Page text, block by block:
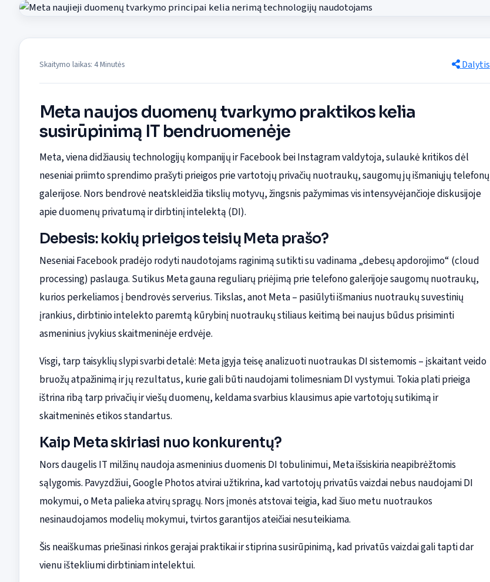
Skaitymo laikas: 4 Minutės Dalytis
Meta naujos duomenų tvarkymo praktikos kelia
susirūpinimą IT bendruomenėje
Meta, viena didžiausių technologijų kompanijų ir Facebook bei Instagram valdytoja, sulaukė kritikos dėl
neseniai priimto sprendimo prašyti prieigos prie vartotojų privačių nuotraukų, saugomų jų išmaniųjų telefonų
galerijose. Nors bendrovė neatskleidžia tikslių motyvų, žingsnis pažymimas vis intensyvėjančioje diskusijoje
apie duomenų privatumą ir dirbtinį intelektą (DI).
Debesis: kokių prieigos teisių Meta prašo?
Neseniai Facebook pradėjo rodyti naudotojams raginimą sutikti su vadinama „debesų apdorojimo“ (cloud
processing) paslauga. Sutikus Meta gauna reguliarų priėjimą prie telefono galerijoje saugomų nuotraukų,
kurios perkeliamos į bendrovės serverius. Tikslas, anot Meta – pasiūlyti išmanius nuotraukų suvestinių
įrankius, dirbtinio intelekto paremtą kūrybinį nuotraukų stiliaus keitimą bei naujus būdus prisiminti
asmeninius įvykius skaitmeninėje erdvėje.
Visgi, tarp taisyklių slypi svarbi detalė: Meta įgyja teisę analizuoti nuotraukas DI sistemomis – įskaitant veido
bruožų atpažinimą ir jų rezultatus, kurie gali būti naudojami tolimesniam DI vystymui. Tokia plati prieiga
ištrina ribą tarp privačių ir viešų duomenų, keldama svarbius klausimus apie vartotojų sutikimą ir
skaitmeninės etikos standartus.
Kaip Meta skiriasi nuo konkurentų?
Nors daugelis IT milžinų naudoja asmeninius duomenis DI tobulinimui, Meta išsiskiria neapibrėžtomis
sąlygomis. Pavyzdžiui, Google Photos atvirai užtikrina, kad vartotojų privatūs vaizdai nebus naudojami DI
mokymui, o Meta palieka atvirų spragų. Nors įmonės atstovai teigia, kad šiuo metu nuotraukos
nesinaudojamos modelių mokymui, tvirtos garantijos ateičiai nesuteikiama.
Šis neaiškumas priešinasi rinkos gerajai praktikai ir stiprina susirūpinimą, kad privatūs vaizdai gali tapti dar
vienu ištekliumi dirbtiniam intelektui.